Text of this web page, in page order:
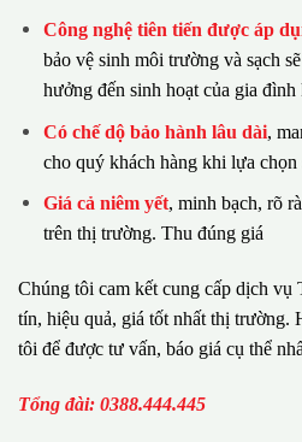
Công nghệ tiên tiến được áp
bảo vệ sinh môi trường và sạch
hưởng đến sinh hoạt của gia đình
Có chế dộ bảo hành lâu dài,
cho quý khách hàng khi lựa
Giá cả niêm yết, minh bạch, rõ
trên thị trường. Thu đúng giá
Chúng tôi cam kết cung cấp dịch vụ
tín, hiệu quả, giá tốt nhất thị trường.
tôi để được tư vấn, báo giá cụ thể
Tổng đài: 0388.444.445